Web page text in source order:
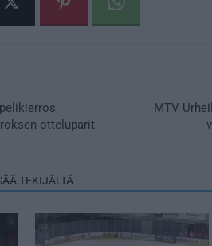
otteluparit
MTV
TEKIJÄLTÄ